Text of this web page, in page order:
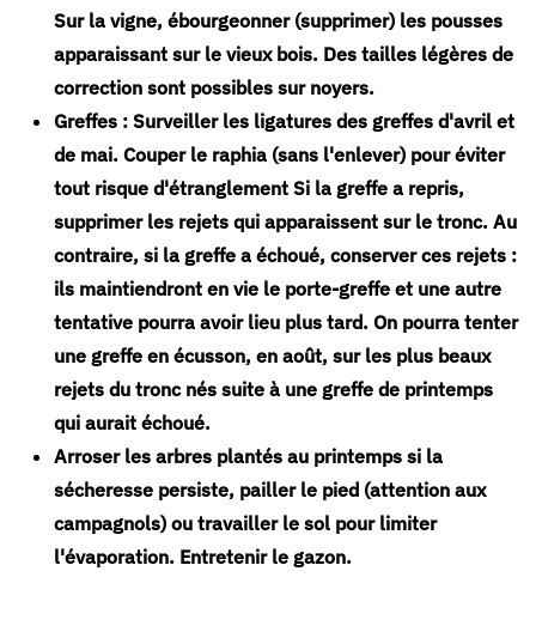
Sur la vigne, ébourgeonner (supprimer) les pousses
apparaissant sur le vieux bois. Des tailles légères de
correction sont possibles sur noyers.
Greffes : Surveiller les ligatures des greffes d'avril et
de mai. Couper le raphia (sans l'enlever) pour éviter
tout risque d'étranglement Si la greffe a repris,
supprimer les rejets qui apparaissent sur le tronc. Au
contraire, si la greffe a échoué, conserver ces rejets :
ils maintiendront en vie le porte-greffe et une autre
tentative pourra avoir lieu plus tard. On pourra tenter
une greffe en écusson, en août, sur les plus beaux
rejets du tronc nés suite à une greffe de printemps
qui aurait échoué.
Arroserles arbres plantés au printemps si la
sécheresse persiste, pailler le pied (attention aux
campagnols) ou travailler le sol pour limiter
l'évaporation. Entretenir le gazon.